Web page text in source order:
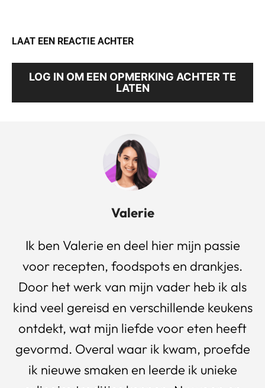
LAAT EEN REACTIE ACHTER
LOG IN OM EEN OPMERKING ACHTER TE
LATEN
Valerie
Ik ben Valerie en deel hier mijn passie
voor recepten, foodspots en drankjes.
Door het werk van mijn vader heb ik als
kind veel gereisd en verschillende keukens
ontdekt, wat mijn liefde voor eten heeft
gevormd. Overal waar ik kwam, proefde
ik nieuwe smaken en leerde ik unieke